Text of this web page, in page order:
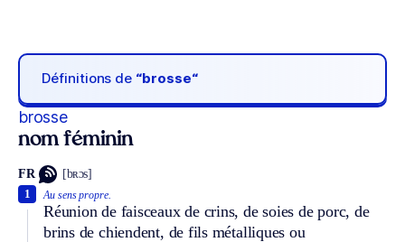
Définitions de “brosse“
brosse
nom féminin
FR [bʀɔs]
Au sens propre.
Réunion de faisceaux de crins, de soies de porc, de
brins de chiendent, de fils métalliques ou
1